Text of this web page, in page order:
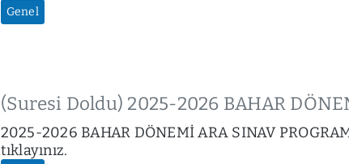
Genel
(Suresi Doldu) 2025-2026 BAHAR
2025-2026 BAHAR DÖNEMİ ARA SINAV
tıklayınız.